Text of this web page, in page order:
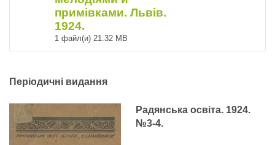
примівками. Львів.
1924.
1 файл(и) 21.32 MB
Періодичні видання
Радянська освіта. 1924.
№3-4.